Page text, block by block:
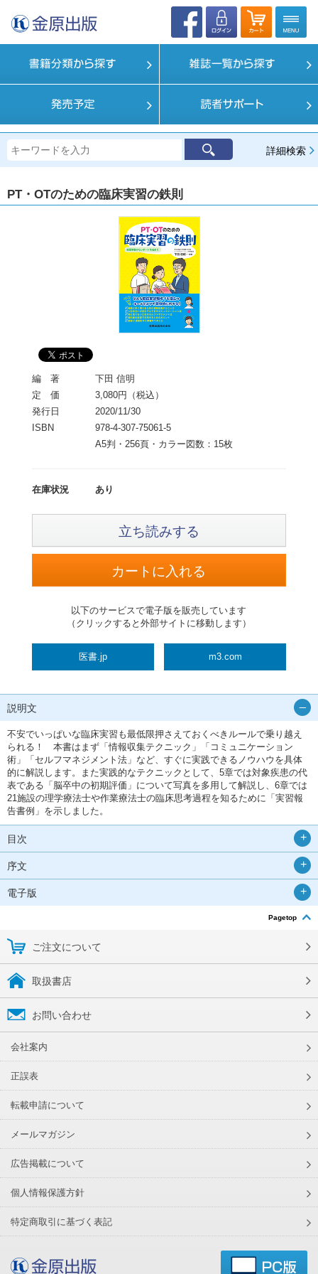
詳細検索
PT・OTのための臨床実習の鉄則
編 著
下田 信明
定 価
3,080円（税込）
発行日
2020/11/30
ISBN
978-4-307-75061-5
A5判・256頁・カラー図数：15枚
在庫状況 あり
立ち読みする
以下のサービスで電子版を販売しています
（クリックすると外部サイトに移動します）
医書.jp m3.com
説明文
不安でいっぱいな臨床実習も最低限押さえておくべきルールで乗り越え
られる！ 本書はまず「情報収集テクニック」「コミュニケーション
術」「セルフマネジメント法」など、すぐに実践できるノウハウを具体
的に解説します。また実践的なテクニックとして、5章では対象疾患の代
表である「脳卒中の初期評価」について写真を多用して解説し、6章では
21施設の理学療法士や作業療法士の臨床思考過程を知るために「実習報
告書例」を示しました。
目次
序文
電子版
Pagetop
ご注文について
取扱書店
お問い合わせ
会社案内
正誤表
転載申請について
メールマガジン
広告掲載について
個人情報保護方針
特定商取引に基づく表記